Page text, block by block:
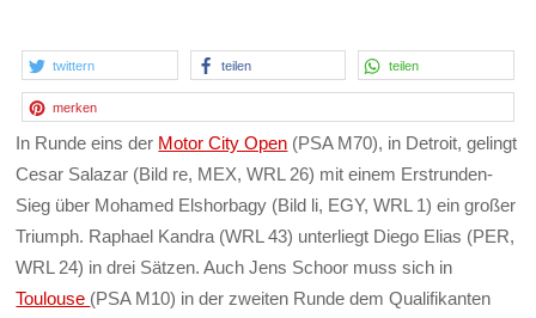
twittern teilen teilen
merken
In Runde eins der Motor City Open (PSA M70), in Detroit, gelingt
Cesar Salazar (Bild re, MEX, WRL 26) mit einem Erstrunden-
Sieg über Mohamed Elshorbagy (Bild li, EGY, WRL 1) ein großer
Triumph. Raphael Kandra (WRL 43) unterliegt Diego Elias (PER,
WRL 24) in drei Sätzen. Auch Jens Schoor muss sich in
Toulouse (PSA M10) in der zweiten Runde dem Qualifikanten